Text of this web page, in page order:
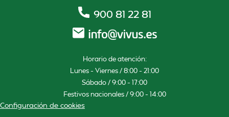
900 81 22 81
Horario de atención:
Lunes – Viernes / 8:00 – 21:00
Sábado / 9:00 – 17:00
Festivos nacionales / 9:00 – 14:00
Configuración de cookies